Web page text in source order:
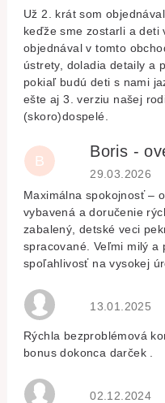
Už 2. krát som
keďže sme zostarli a deti
objednával v tomto
ústrety, doladia detaily a
pokiaľ budú deti s nami
ešte aj 3. verziu našej
(skoro)dospelé.
B
Boris -
Hodnocení
29.03.2026
Maximálna spokojnosť –
vybavená a doručenie
zabalený, detské veci
spracované. Veľmi milý a
spoľahlivosť na vysokej
Hodnocení
13.01.2025
Rýchla bezproblémová
bonus dokonca darček .
Hodnocení
02.12.2024